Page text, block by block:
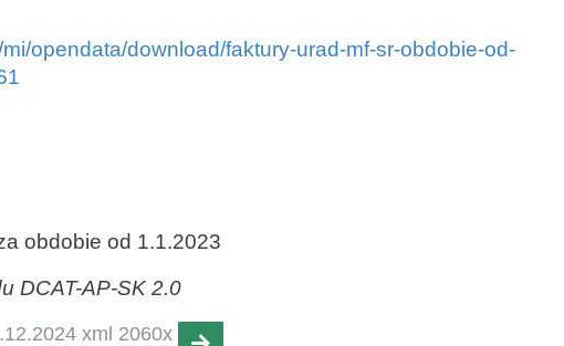
opendata/download/faktury-urad-mf-sr-obdobie-od-
obdobie od 1.1.2023
DCAT-AP-SK 2.0
xml 2060x